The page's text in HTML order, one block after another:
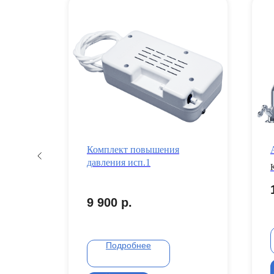
Комплект повышения
давления исп.1
9 900 р.
Подробнее